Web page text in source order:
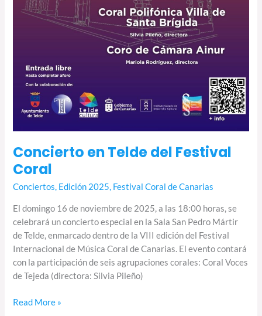
Concierto en Telde del Festival
Coral
Conciertos, Edición 2025, Festival Coral de Canarias
El domingo 16 de noviembre de 2025, a las 18:00 horas, se
celebrará un concierto especial en la Sala San Pedro Mártir
de Telde, enmarcado dentro de la VIII edición del Festival
Internacional de Música Coral de Canarias. El evento contará
con la participación de seis agrupaciones corales: Coral Voces
de Tejeda (directora: Silvia Pileño)
Read More »